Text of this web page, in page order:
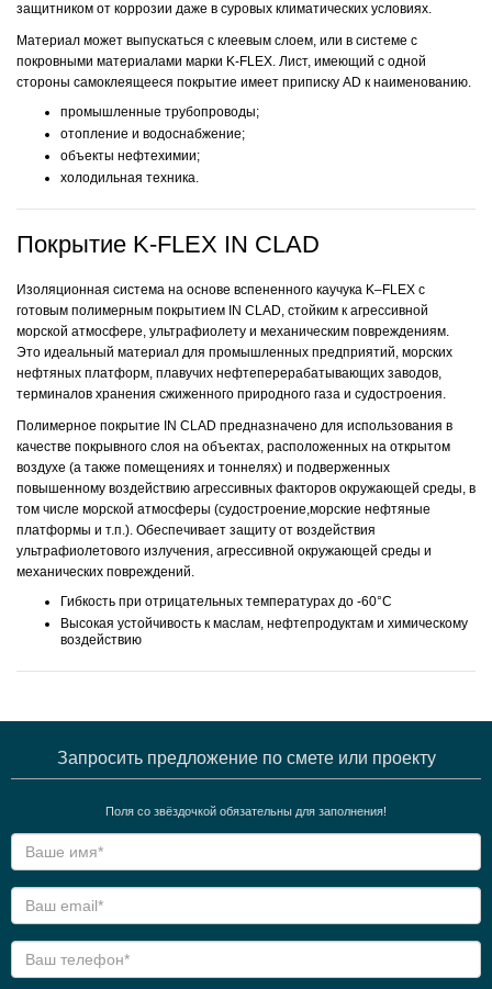
защитником от коррозии даже в суровых климатических условиях.
Материал может выпускаться с клеевым слоем, или в системе с
покровными материалами марки K-FLEX. Лист, имеющий с одной
стороны самоклеящееся покрытие имеет приписку AD к наименованию.
промышленные трубопроводы;
отопление и водоснабжение;
объекты нефтехимии;
холодильная техника.
Покрытие K-FLEX IN CLAD
Изоляционная система на основе вспененного каучука K–FLEX с
готовым полимерным покрытием IN CLAD, стойким к агрессивной
морской атмосфере, ультрафиолету и механическим повреждениям.
Это идеальный материал для промышленных предприятий, морских
нефтяных платформ, плавучих нефтеперерабатывающих заводов,
терминалов хранения сжиженного природного газа и судостроения.
Полимерное покрытие IN CLAD предназначено для использования в
качестве покрывного слоя на объектах, расположенных на открытом
воздухе (а также помещениях и тоннелях) и подверженных
повышенному воздействию агрессивных факторов окружающей среды, в
том числе морской атмосферы (судостроение,морские нефтяные
платформы и т.п.). Обеспечивает защиту от воздействия
ультрафиолетового излучения, агрессивной окружающей среды и
механических повреждений.
Гибкость при отрицательных температурах до -60°С
Высокая устойчивость к маслам, нефтепродуктам и химическому
воздействию
Запросить предложение по смете или проекту
Поля со звёздочкой обязательны для заполнения!